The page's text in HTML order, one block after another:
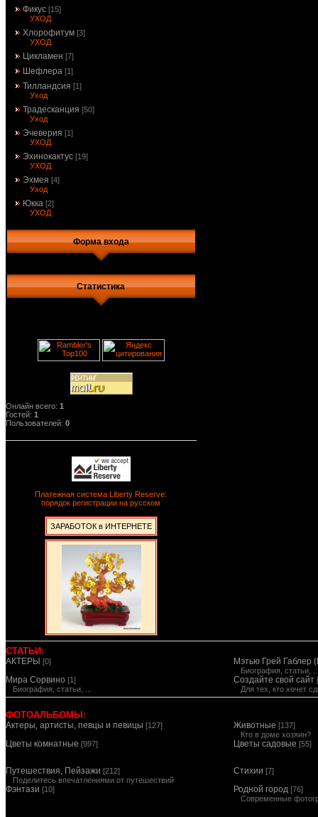
Фикус [15]
УХОД
Хлорофитум [3]
УХОД
Цикламен [7]
Шефлера [1]
Тилландсия [1]
Уход
Традесканция [50]
Уход
Эчеверия [1]
УХОД
Эхинокактус [19]
УХОД
Эхмея [4]
Уход
Юкка [2]
УХОД
Форма входа
Статистика
Онлайн всего: 1
Гостей: 1
Пользователей: 0
Платежная система Liberty Reserve:
порядок регистрации на русском
ЗАРАБОТОК в ИНТЕРНЕТЕ
СТАТЬИ:
АКТЕРЫ [0] Мэтью Грей Габлер
Биография, статьи,
Мира Сорвино [1]
Биография, статьи, ...
Создайте свой сайт
Для тех, кто хочет
ФОТОАЛЬБОМЫ:
Актеры, артисты, певцы и певицы [127] Животные [137]
Кто в доме хозяин?
Цветы комнатные [997] Цветы садовые [55]
Путешествия, Пейзажи [212]
Поделитесь впечатлениями от путешествий
Стихии [7]
Фэнтази [10] Родной город [76]
Современные